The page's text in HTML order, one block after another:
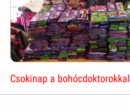
Csokinap a bohócdoktorokkal